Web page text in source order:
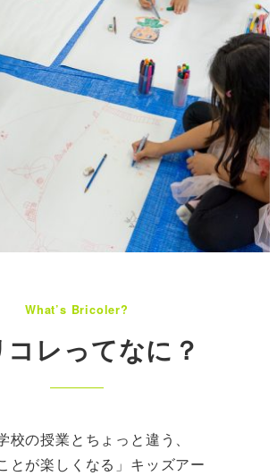
What’s Bricoler?
コレってなに？
校の授業とちょっと違う、
とが楽しくなる」キッズアー